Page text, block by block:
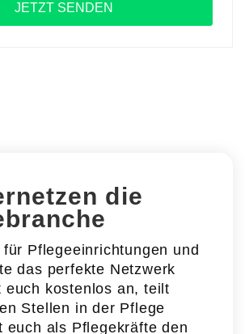
die
Pflegeeinrichtungen und
das perfekte Netzwerk
euch kostenlos an, teilt
Stellen in der Pflege
euch als Pflegekräfte den